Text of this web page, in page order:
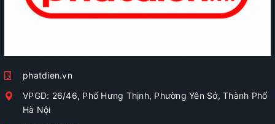
phatdien.vn
VPGD: 26/46, Phố Hưng Thịnh, Phường Yên Sở, Thành Phố
Hà Nội